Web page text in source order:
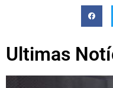
Ultimas